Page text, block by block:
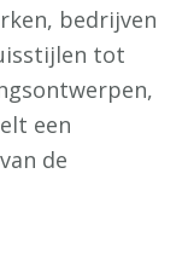
bedrijven
tot
een
de